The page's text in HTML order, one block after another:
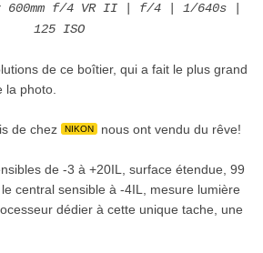
600mm f/4 VR II | f/4 | 1/640s |
125 ISO
de ce boîtier, qui a fait le plus grand
la photo.
de chez NIKON nous ont vendu du rêve!
de -3 à +20IL, surface étendue, 99
central sensible à -4IL, mesure lumière
dédier à cette unique tache, une